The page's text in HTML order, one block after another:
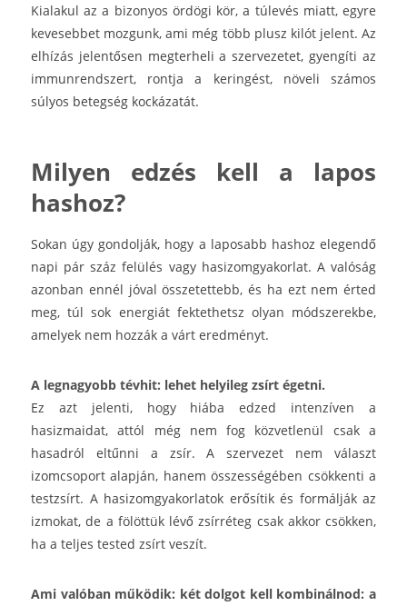
Kialakul az a bizonyos ördögi kör, a túlevés miatt, egyre
kevesebbet mozgunk, ami még több plusz kilót jelent. Az
elhízás jelentősen megterheli a szervezetet, gyengíti az
immunrendszert, rontja a keringést, növeli számos
súlyos betegség kockázatát.
Milyen edzés kell a lapos
hashoz?
Sokan úgy gondolják, hogy a laposabb hashoz elegendő
napi pár száz felülés vagy hasizomgyakorlat. A valóság
azonban ennél jóval összetettebb, és ha ezt nem érted
meg, túl sok energiát fektethetsz olyan módszerekbe,
amelyek nem hozzák a várt eredményt.
A legnagyobb tévhit: lehet helyileg zsírt égetni.
Ez azt jelenti, hogy hiába edzed intenzíven a
hasizmaidat, attól még nem fog közvetlenül csak a
hasadról eltűnni a zsír. A szervezet nem választ
izomcsoport alapján, hanem összességében csökkenti a
testzsírt. A hasizomgyakorlatok erősítik és formálják az
izmokat, de a fölöttük lévő zsírréteg csak akkor csökken,
ha a teljes tested zsírt veszít.
Ami valóban működik: két dolgot kell kombinálnod: a